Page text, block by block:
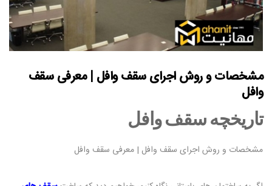
مشخصات و روش اجرای سقف وافل | معرفی سقف
وافل
تاریخچه سقف وافل
مشخصات و روش اجرای سقف وافل | معرفی سقف وافل